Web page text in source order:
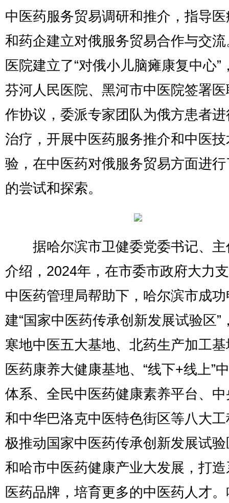
中医药服务贸易调研和推介，指导
和药企建立对俄服务贸易合作与交
医院建立了“对俄小儿脑瘫康复中心”
芬河人民医院、黑河市中医院签署
作协议，委派专家团队为俄方患者
治疗，开展中医药服务推介和中医
验，在中医药对俄服务贸易方面进
的尝试和探索。
据哈尔滨市卫健委党委书记、主
介绍，2024年，在市委市政府大力
中医药管理局帮助下，哈尔滨市成功
建“国家中医药传承创新发展试验区”
寒地中医五大基地、北药生产加工
医药康养大健康基地、“线下+线上”
体系、全民中医药健康素养平台、
和中华巴洛克中医特色街区等八大
极推动国家中医药传承创新发展试
和哈市中医药健康产业大发展，打
医药品牌，培育更多的中医药人才